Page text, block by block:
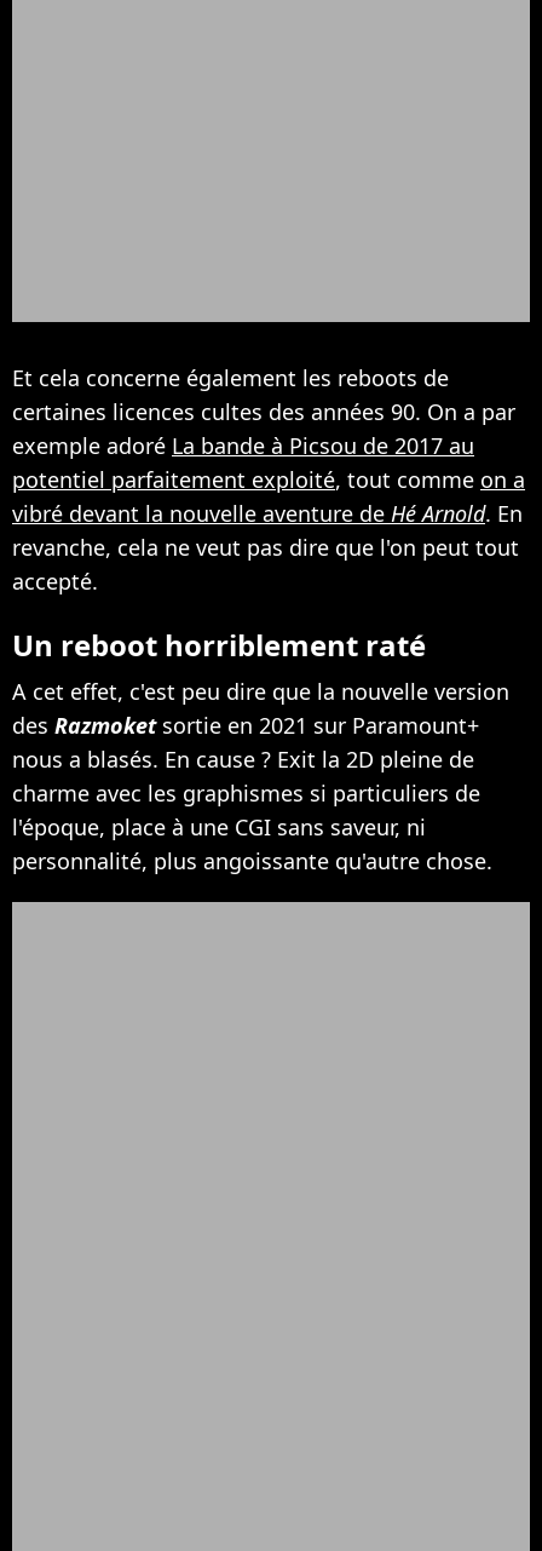
Et cela concerne également les reboots de
certaines licences cultes des années 90. On a par
exemple adoré La bande à Picsou de 2017 au
potentiel parfaitement exploité, tout comme on a
vibré devant la nouvelle aventure de Hé Arnold. En
revanche, cela ne veut pas dire que l'on peut tout
accepté.
Un reboot horriblement raté
A cet effet, c'est peu dire que la nouvelle version
des Razmoketsortie en 2021 sur Paramount+
nous a blasés. En cause ? Exit la 2D pleine de
charme avec les graphismes si particuliers de
l'époque, place à une CGI sans saveur, ni
personnalité, plus angoissante qu'autre chose.